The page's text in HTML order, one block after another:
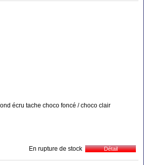
écru tache choco foncé / choco clair
En rupture de stock